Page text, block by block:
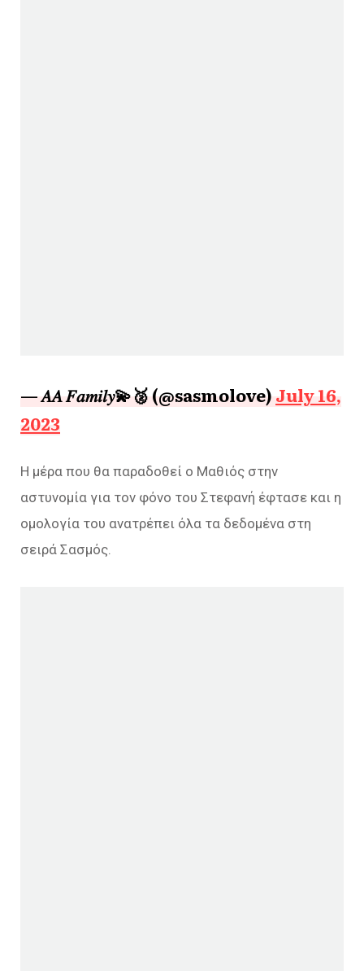
— 𝐴𝐴 𝐹𝑎𝑚𝑖𝑙𝑦💫🥈 (@sasmolove)July 16,
2023
Η μέρα που θα παραδοθεί ο Μαθιός στην
αστυνομία για τον φόνο του Στεφανή έφτασε και η
ομολογία του ανατρέπει όλα τα δεδομένα στη
σειρά Σασμός.